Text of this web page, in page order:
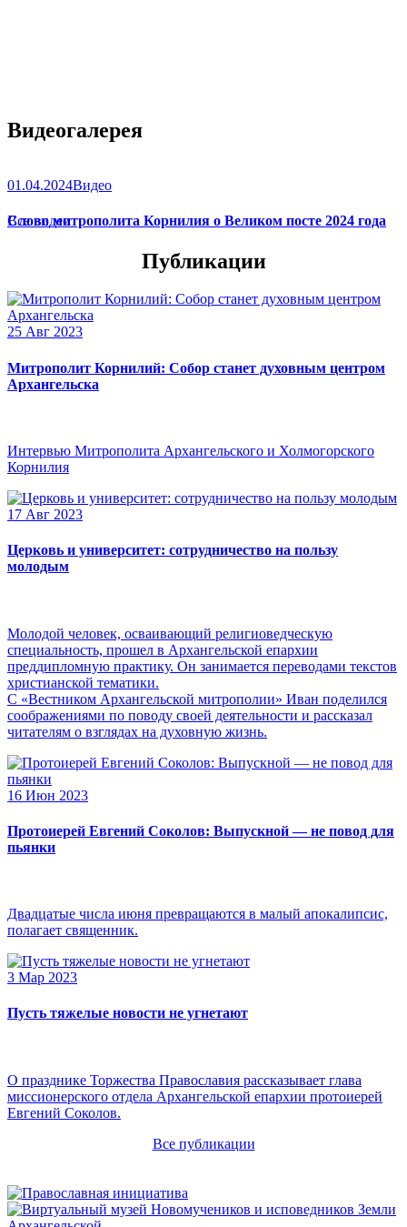
Видеогалерея
01.04.2024Видео
Слово митрополита Корнилия о Великом посте 2024 года
Все видео
Публикации
25 Авг 2023
Митрополит Корнилий: Собор станет духовным центром
Архангельска
Интервью Митрополита Архангельского и Холмогорского
Корнилия
17 Авг 2023
Церковь и университет: сотрудничество на пользу
молодым
Молодой человек, осваивающий религиоведческую
специальность, прошел в Архангельской епархии
преддипломную практику. Он занимается переводами текстов
христианской тематики.
С «Вестником Архангельской митрополии» Иван поделился
соображениями по поводу своей деятельности и рассказал
читателям о взглядах на духовную жизнь.
16 Июн 2023
Протоиерей Евгений Соколов: Выпускной — не повод для
пьянки
Двадцатые числа июня превращаются в малый апокалипсис,
полагает священник.
3 Мар 2023
Пусть тяжелые новости не угнетают
О празднике Торжества Православия рассказывает глава
миссионерского отдела Архангельской епархии протоиерей
Евгений Соколов.
Все публикации